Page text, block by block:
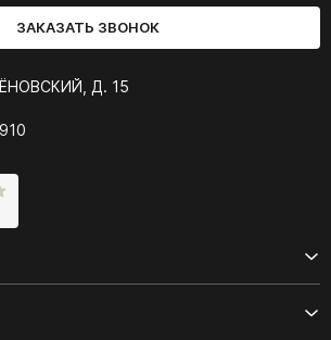
ЗАКАЗАТЬ ЗВОНОК
Д. 15